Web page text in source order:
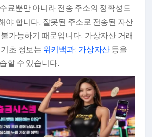
료뿐만 아니라 전송 주소의 정확성도
야 합니다. 잘못된 주소로 전송된 자산
가능하기 때문입니다. 가상자산 거래
초 정보는 위키백과: 가상자산등을
할 수 있습니다.